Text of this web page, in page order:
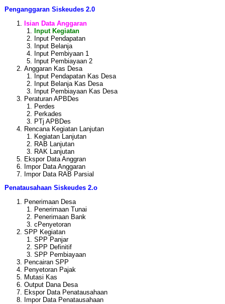
Penganggaran Siskeudes 2.0
Isian Data Anggaran
Input Kegiatan
Input Pendapatan
Input Belanja
Input Pembiyaan 1
Input Pembiayaan 2
Anggaran Kas Desa
Input Pendapatan Kas Desa
Input Belanja Kas Desa
Input Pembiayaan Kas Desa
Peraturan APBDes
Perdes
Perkades
PTj APBDes
Rencana Kegiatan Lanjutan
Kegiatan Lanjutan
RAB Lanjutan
RAK Lanjutan
Ekspor Data Anggran
Impor Data Anggaran
Impor Data RAB Parsial
Penatausahaan Siskeudes 2.o
Penerimaan Desa
Penerimaan Tunai
Penerimaan Bank
cPenyetoran
SPP Kegiatan
SPP Panjar
SPP Definitif
SPP Pembiayaan
Pencairan SPP
Penyetoran Pajak
Mutasi Kas
Output Dana Desa
Ekspor Data Penatausahaan
Impor Data Penatausahaan